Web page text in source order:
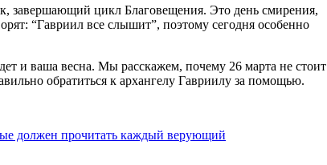
завершающий цикл Благовещения. Это день смирения,
“Гавриил все слышит”, поэтому сегодня особенно
и ваша весна. Мы расскажем, почему 26 марта не стоит
обратиться к архангелу Гавриилу за помощью.
должен прочитать каждый верующий